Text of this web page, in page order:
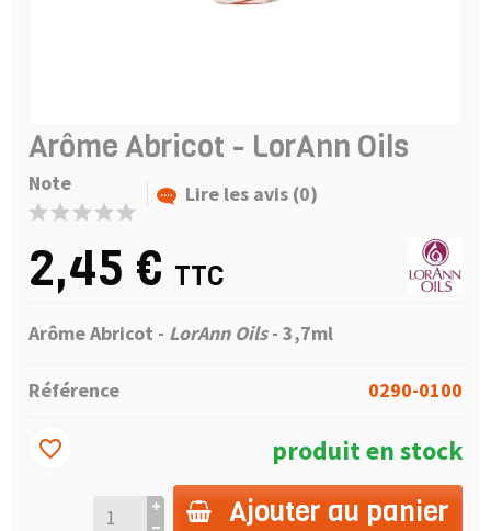
Arôme Abricot - LorAnn Oils
Note Lire les avis (0)
2,45 € TTC
Arôme Abricot - LorAnn Oils- 3,7ml
Référence 0290-0100
produit en stock
Ajouter au panier
favorite_border